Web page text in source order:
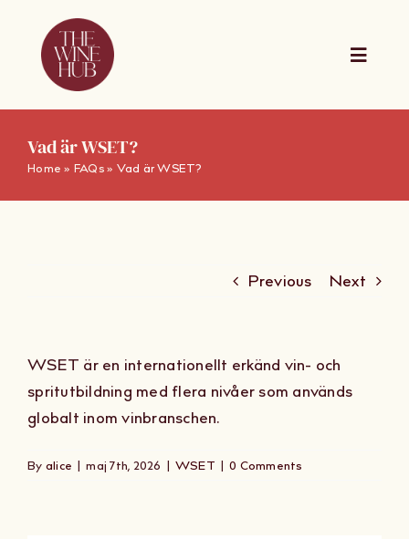
content
Toggle
Presentkort
Vad är WSET?
Home » FAQs» Vad är WSET?
Previous Next
WSET är en internationellt erkänd vin- och
spritutbildning med flera nivåer som används
globalt inom vinbranschen.
By alice | maj 7th, 2026 | WSET | 0 Comments